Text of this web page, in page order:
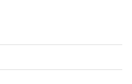
sur SeLoger
d'Utilisation